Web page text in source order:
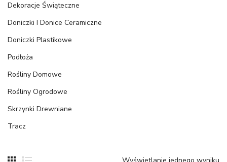
Dekoracje Świąteczne
Doniczki I Donice Ceramiczne
Doniczki Plastikowe
Podłoża
Rośliny Domowe
Rośliny Ogrodowe
Skrzynki Drewniane
Tracz